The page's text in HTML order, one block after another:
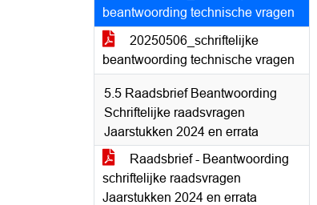
beantwoording technische vragen
20250506_schriftelijke
beantwoording technische vragen
5.5 Raadsbrief Beantwoording
Schriftelijke raadsvragen
Jaarstukken 2024 en errata
Raadsbrief - Beantwoording
schriftelijke raadsvragen
Jaarstukken 2024 en errata